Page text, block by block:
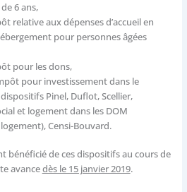
6 ans,
relative aux dépenses d’accueil en
pour personnes âgées
pour les dons,
pour investissement dans le
Pinel, Duflot, Scellier,
et logement dans les DOM
Censi-Bouvard.
bénéficié de ces dispositifs au cours de
avancedès le 15 janvier 2019.